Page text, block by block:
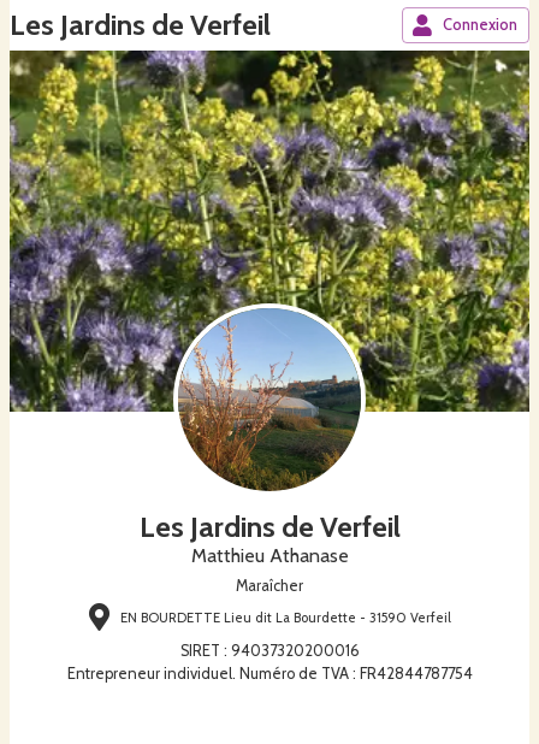
Les Jardins de Verfeil Connexion
Les Jardins de Verfeil
Matthieu Athanase
Maraîcher
EN BOURDETTE Lieu dit La Bourdette - 31590 Verfeil
SIRET : 94037320200016
Entrepreneur individuel. Numéro de TVA : FR42844787754